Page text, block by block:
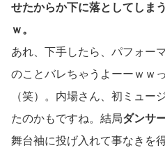
せたからか下に落としてしま
ｗ。
あれ、下手したら、パフォー
のことバレちゃうよーーｗｗ
（笑）。内場さん、初ミュー
たのかもですね。結局ダンサ
舞台袖に投げ入れて事なきを